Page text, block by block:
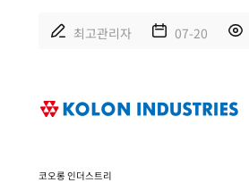
최고관리자 07-20
코오롱 인더스트리